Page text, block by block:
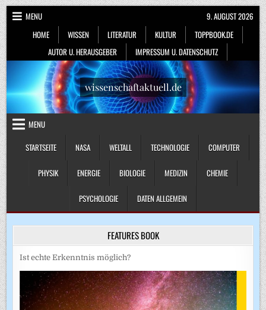
Skip
to
content
MENU
HOME
WISSEN LITERATUR KULTUR
TOPPBOOK.DE
AUTOR U. HERAUSGEBER
IMPRESSUM U. DATENSCHUTZ
9. AUGUST 2026
wissenschaftaktuell.de
MENU
STARTSEITE
NASA WELTALL TECHNOLOGIE COMPUTER
PHYSIK ENERGIE BIOLOGIE MEDIZIN CHEMIE
PSYCHOLOGIE DATEN ALLGEMEIN
FEATURES BOOK
Ist echte Erkenntnis möglich?